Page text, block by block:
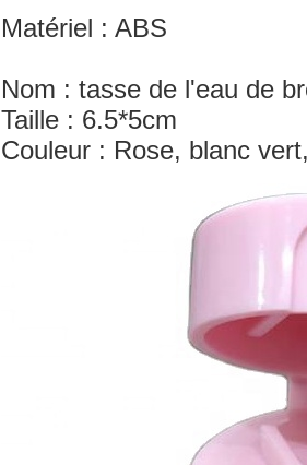
Matériel : ABS
Nom : tasse de l'eau de
Taille : 6.5*5cm
Couleur : Rose, blanc